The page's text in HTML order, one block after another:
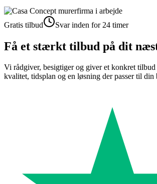
Gratis tilbud Svar inden for 24 timer
Få et stærkt tilbud på dit
Vi rådgiver, besigtiger og giver et konkret
kvalitet, tidsplan og en løsning der passer til din